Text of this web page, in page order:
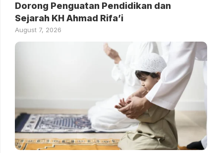
Dorong Penguatan Pendidikan dan
Sejarah KH Ahmad Rifa’i
August 7, 2026